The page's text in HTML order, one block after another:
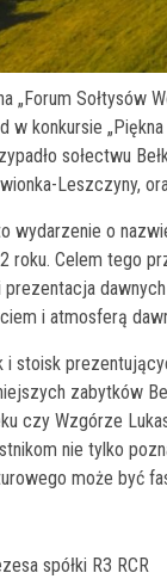
„Forum Sołtysów
w konkursie
sołectwu
Leszczyny,
o
roku. Celem tego
i atmosferą
i stoisk
zabytków
czy Wzgórze
nie tylko
może być
spółki R3 RCR